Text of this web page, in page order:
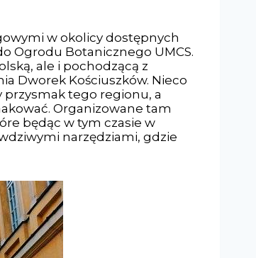
w okolicy dostępnych
Ogrodu Botanicznego UMCS.
ale i pochodzącą z
Dworek Kościuszków. Nieco
tego regionu, a
Organizowane tam
będąc w tym czasie w
narzędziami, gdzie